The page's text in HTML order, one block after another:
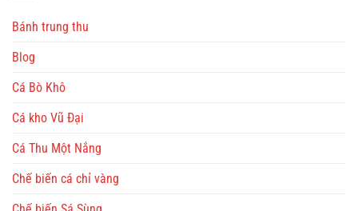
Bánh trung thu
Blog
Cá Bò Khô
Cá kho Vũ Đại
Cá Thu Một Nắng
Chế biến cá chỉ vàng